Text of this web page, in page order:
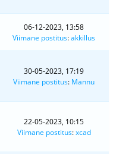
06-12-2023, 13:58
Viimane postitus:akkillus
30-05-2023, 17:19
Viimane postitus: Mannu
22-05-2023, 10:15
Viimane postitus:xcad